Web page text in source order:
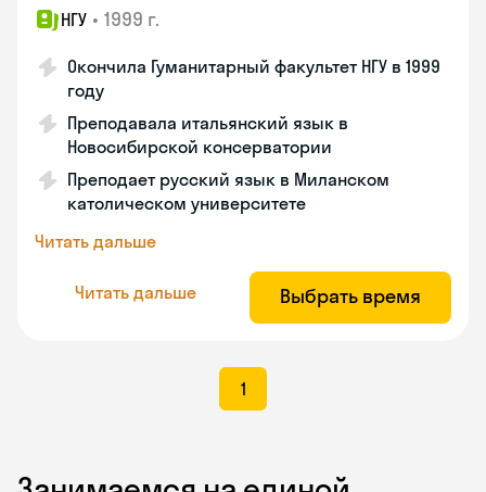
НГУ • 1999 г.
Окончила Гуманитарный факультет НГУ в 1999
году
Преподавала итальянский язык в
Новосибирской консерватории
Преподает русский язык в Миланском
католическом университете
Читать дальше
Читать дальше Выбрать время
1